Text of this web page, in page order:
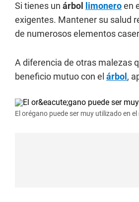
Si tienes un árbol limoneroen
exigentes. Mantener su salud
de numerosos elementos
A diferencia de otras malezas
beneficio mutuo con el árbol ,
El orégano puede ser muy utilizado en